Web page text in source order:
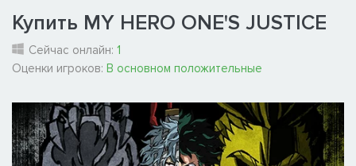
Купить MY HERO ONE'S JUSTICE
Сейчас онлайн: 1
Оценки игроков: В основном положительные